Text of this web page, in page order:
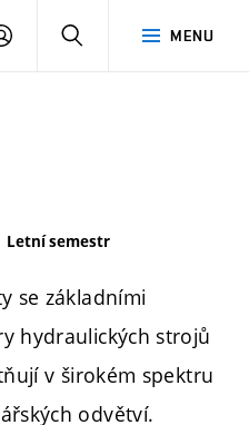
MENU
PŘIHLÁŠENÍ
Letní semestr
se základními
hydraulických strojů
v širokém spektru
odvětví.